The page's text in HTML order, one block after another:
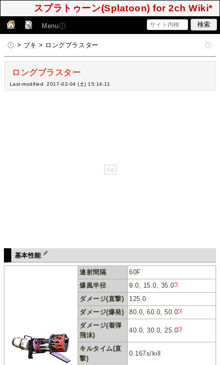
スプラトゥーン(Splatoon) for 2ch Wiki*
Menu
> ブキ > ロングブラスター
ロングブラスター
Last-modified: 2017-02-04 (土) 15:14:11
基本性能
連射間隔
60F
爆風半径
9.0, 15.0, 35.0*1
ダメージ(直撃)
125.0
ダメージ(爆発)
80.0, 60.0, 50.0*2
ダメージ(着弾
飛沫)
40.0, 30.0, 25.0*3
キルタイム(直
撃)
0.167s/kill